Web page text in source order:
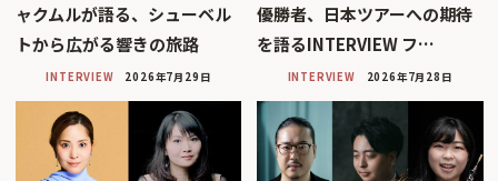
ャクムルが語る、シューベル
トから広がる響きの旅路
INTERVIEW 2026年7月29日
優勝者、日本ツアーへの期待
を語るINTERVIEW フ…
INTERVIEW 2026年7月28日